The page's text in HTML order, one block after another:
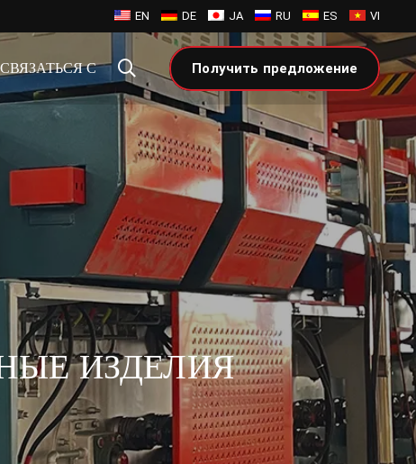
EN DE JA RU ES VI
СВЯЗАТЬСЯ С Получить предложение
ИЗДЕЛИЯ